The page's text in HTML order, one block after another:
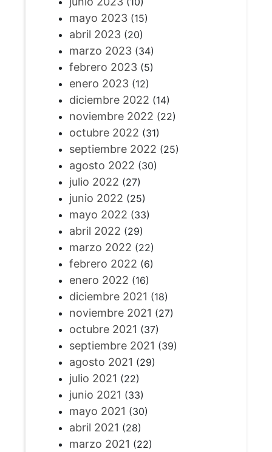
mayo 2023(15)
abril 2023(20)
marzo 2023(34)
febrero 2023(5)
enero 2023(12)
diciembre 2022 (14)
noviembre 2022 (22)
octubre 2022 (31)
septiembre 2022 (25)
agosto 2022 (30)
julio 2022 (27)
junio 2022 (25)
mayo 2022 (33)
abril 2022 (29)
marzo 2022 (22)
febrero 2022 (6)
enero 2022 (16)
diciembre 2021 (18)
noviembre 2021 (27)
octubre 2021 (37)
septiembre 2021 (39)
agosto 2021 (29)
julio 2021 (22)
junio 2021 (33)
mayo 2021 (30)
abril 2021 (28)
marzo 2021 (22)